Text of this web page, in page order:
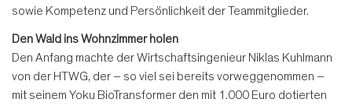
sowie Kompetenz und Persönlichkeit der Teammitglieder.
Den Wald ins Wohnzimmer holen
Den Anfang machte der Wirtschaftsingenieur Niklas Kuhlmann
von der HTWG, der – so viel sei bereits vorweggenommen –
mit seinem Yoku BioTransformer den mit 1.000 Euro dotierten